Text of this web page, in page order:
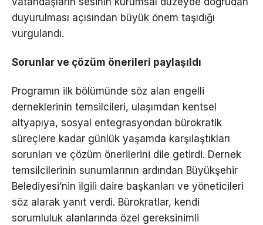
duyurulması açısından büyük önem taşıdığı
vurgulandı.
Sorunlar ve çözüm önerileri paylaşıldı
Programın ilk bölümünde söz alan engelli
derneklerinin temsilcileri, ulaşımdan kentsel
altyapıya, sosyal entegrasyondan bürokratik
süreçlere kadar günlük yaşamda karşılaştıkları
sorunları ve çözüm önerilerini dile getirdi. Dernek
temsilcilerinin sunumlarının ardından Büyükşehir
Belediyesi’nin ilgili daire başkanları ve yöneticileri
söz alarak yanıt verdi. Bürokratlar, kendi
sorumluluk alanlarında özel gereksinimli